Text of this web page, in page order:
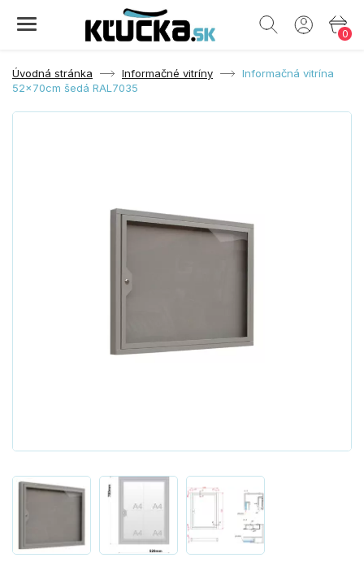
0
Úvodná stránka Informačné vitríny
Informačná vitrína
52x70cm šedá RAL7035